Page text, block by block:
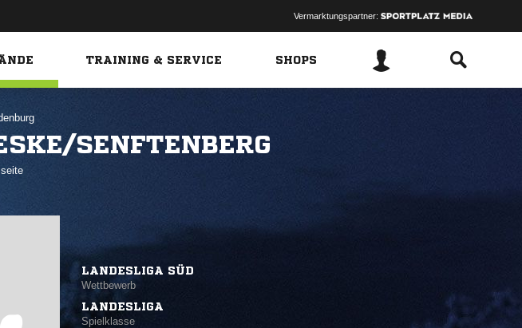
Vermarktungspartner:
TRAINING & SERVICE SHOPS
SENFTENBERG
LANDESLIGA SÜD
Wettbewerb
LANDESLIGA
Spielklasse